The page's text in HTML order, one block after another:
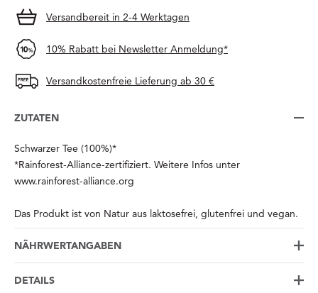
Versandbereit in 2-4 Werktagen
10% Rabatt bei Newsletter Anmeldung*
Versandkostenfreie Lieferung ab 30 €
ZUTATEN
Schwarzer Tee (100%)*
*Rainforest-Alliance-zertifiziert. Weitere Infos unter
www.rainforest-alliance.org
Das Produkt ist von Natur aus laktosefrei, glutenfrei und vegan.
NÄHRWERTANGABEN
DETAILS